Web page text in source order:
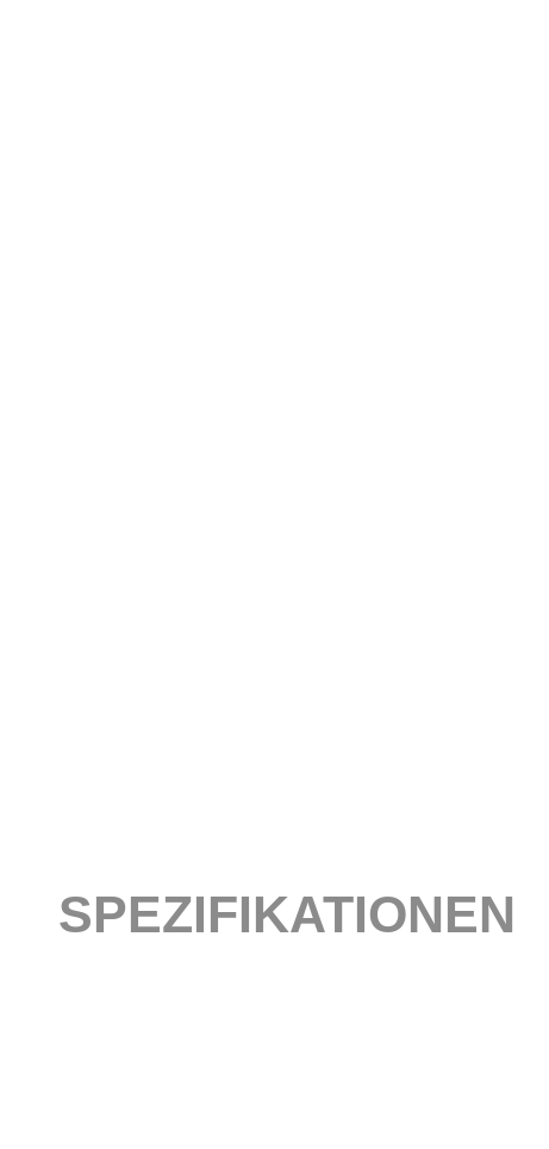
SPEZIFIKATIONEN